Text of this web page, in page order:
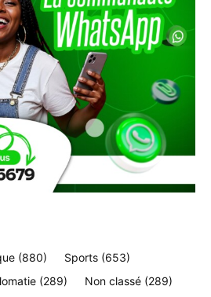
(880) Sports (653)
(289) Non classé (289)